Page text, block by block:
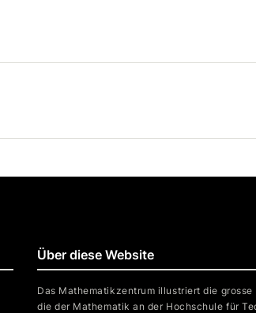
Über diese Website
Das Mathematikzentrum illustriert die grosse
die der Mathematik an der Hochschule für